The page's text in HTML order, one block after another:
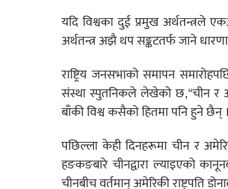
यदि विश्वका दुई प्रमुख अर्थतन्त्रले
अर्थतन्त्र अझै थप सङ्कटतर्फ जाने
राष्ट्रिय जनसभाको समापन
संस्था स्पुतनिकले लेखेको छ,“चीन र
बाँकी विश्व कसैको हितमा पनि हुने छैन्
पछिल्ला केही दिनहरूमा चीन र
हङकङबारे चीनद्वारा ल्याइएको
चीनबीच वर्तमान् अमेरिकी राष्ट्रपति